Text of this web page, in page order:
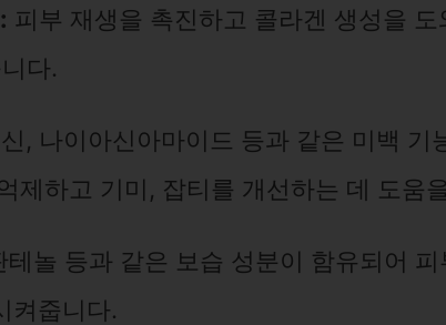
피부 재생을 촉진하고 콜라겐 생성을 도
다.
, 나이아신아마이드 등과 같은 미백 기
제하고 기미, 잡티를 개선하는 데 도움
테놀 등과 같은 보습 성분이 함유되어 피
켜줍니다.